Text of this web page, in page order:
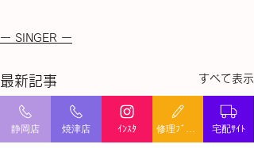
ー SINGER ー
最新記事 すべて表示
静岡店 焼津店 ｲﾝｽﾀ 宅配ｻｲﾄ